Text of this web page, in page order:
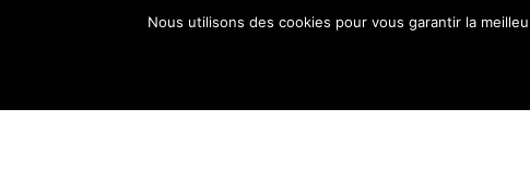
Nous utilisons des cookies pour vous garantir la